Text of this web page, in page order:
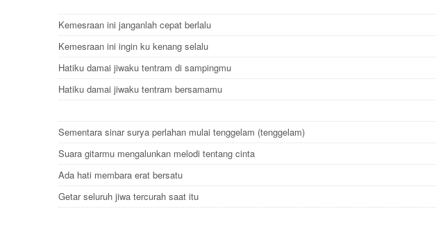
Kemesraan ini janganlah cepat berlalu
Kemesraan ini ingin ku kenang selalu
Hatiku damai jiwaku tentram di sampingmu
Hatiku damai jiwaku tentram bersamamu
Sementara sinar surya perlahan mulai tenggelam (tenggelam)
Suara gitarmu mengalunkan melodi tentang cinta
Ada hati membara erat bersatu
Getar seluruh jiwa tercurah saat itu